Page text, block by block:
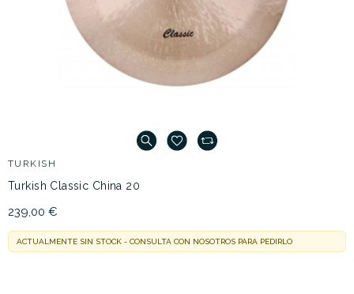
TURKISH
Turkish Classic China 20
239,00 €
ACTUALMENTE SIN STOCK - CONSULTA CON NOSOTROS PARA PEDIRLO